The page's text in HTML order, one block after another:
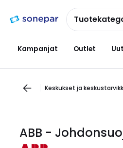
navigointiinsisältöön
Kampanjat Outlet
Keskukset ja
ABB -